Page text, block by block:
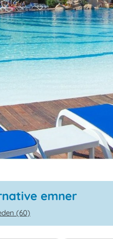
emner
(60)